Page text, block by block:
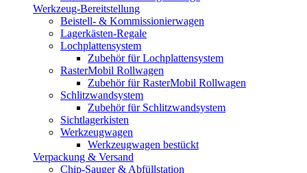
Werkzeug-Bereitstellung
Beistell- & Kommissionierwagen
Lagerkästen-Regale
Lochplattensystem
Zubehör für Lochplattensystem
RasterMobil Rollwagen
Zubehör für RasterMobil Rollwagen
Schlitzwandsystem
Zubehör für Schlitzwandsystem
Sichtlagerkisten
Werkzeugwagen
Werkzeugwagen bestückt
Verpackung & Versand
Chip-Sauger & Abfüllstation